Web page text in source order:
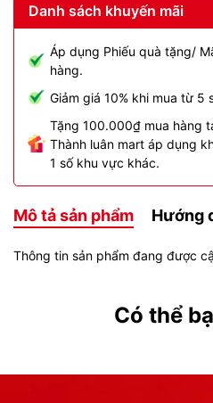
Danh sách khuyến mãi
Áp dụng Phiếu quà tặng/
hàng.
Giảm giá 10% khi mua từ 5
Tặng 100.000₫ mua hàng
Thành luân mart áp dụng
1 số khu vực khác.
Mô tả sản phẩm Hướng
Thông tin sản phẩm đang được
Có thể